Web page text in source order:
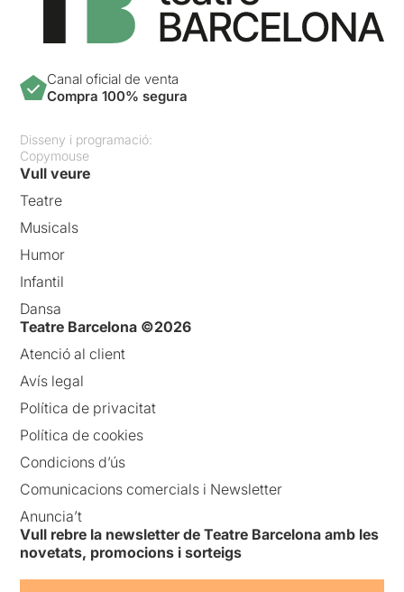
Canal oficial de venta
Compra 100% segura
Disseny i programació:
Copymouse
Vull veure
Teatre
Musicals
Humor
Infantil
Dansa
Teatre Barcelona ©2026
Atenció al client
Avís legal
Política de privacitat
Política de cookies
Condicions d’ús
Comunicacions comercials i Newsletter
Anuncia’t
Vull rebre la newsletter de Teatre Barcelona amb les
novetats, promocions i sorteigs